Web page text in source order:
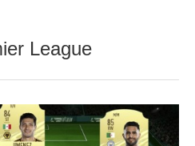
League